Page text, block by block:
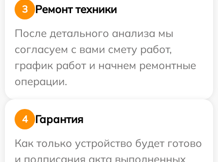
3
Ремонт техники
После детального анализа мы
согласуем с вами смету работ,
график работ и начнем ремонтные
операции.
4
Гарантия
Как только устройство будет готово
и подписания акта выполненных